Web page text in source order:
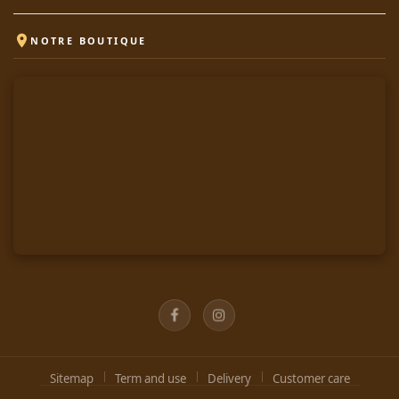
 NOTRE BOUTIQUE
FacebookInstagram
Sitemap Term and use Delivery Customer care